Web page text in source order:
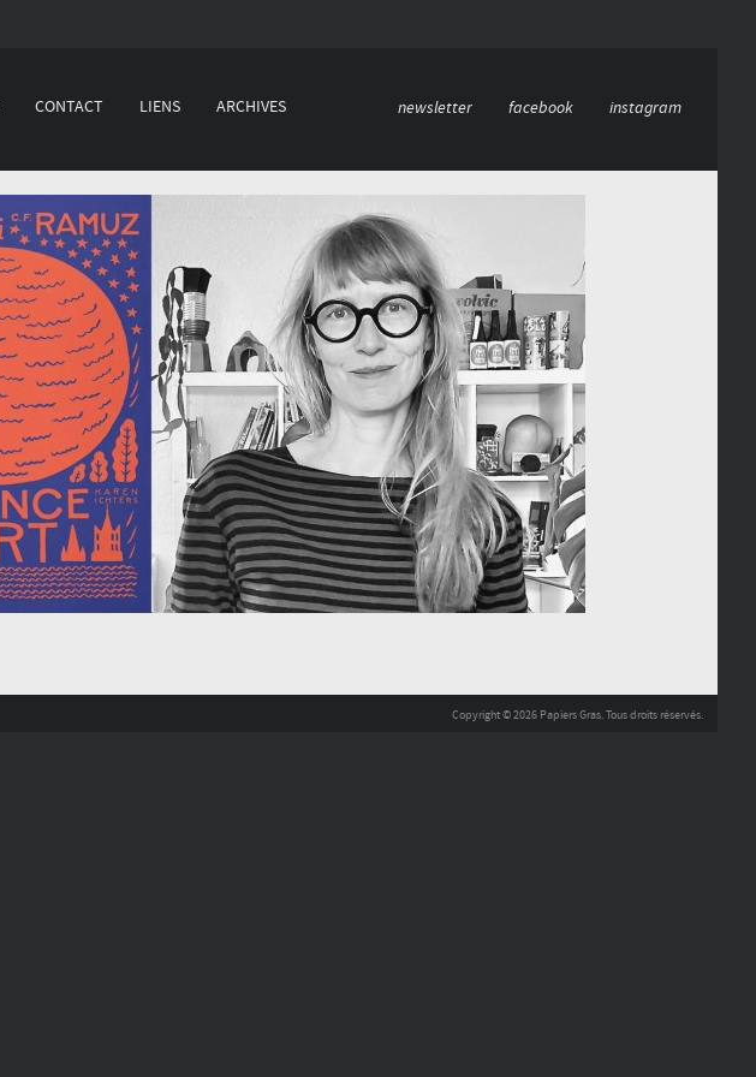
CONTACT LIENS ARCHIVES newsletter facebook instagram
Copyright © 2026 Papiers Gras. Tous droits réservés.